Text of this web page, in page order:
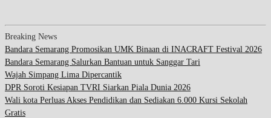
Breaking News
Bandara Semarang Promosikan UMK Binaan di INACRAFT Festival 2026
Bandara Semarang Salurkan Bantuan untuk Sanggar Tari
Wajah Simpang Lima Dipercantik
DPR Soroti Kesiapan TVRI Siarkan Piala Dunia 2026
Wali kota Perluas Akses Pendidikan dan Sediakan 6.000 Kursi Sekolah
Gratis